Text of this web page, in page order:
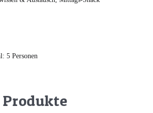
5 Personen